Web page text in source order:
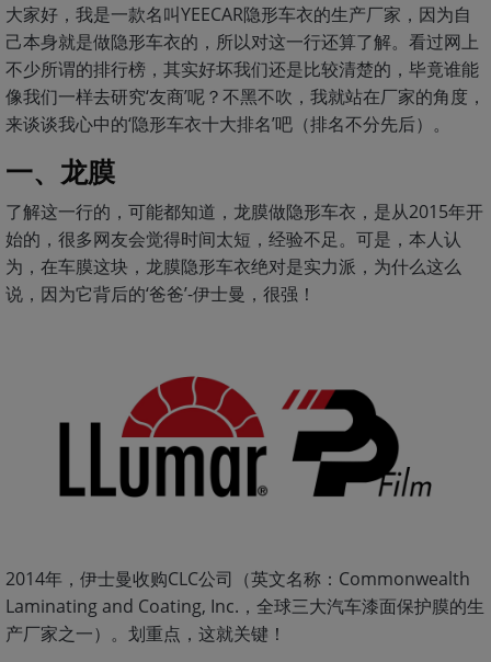
大家好，我是一款名叫YEECAR隐形车衣的生产厂家，因为自
己本身就是做隐形车衣的，所以对这一行还算了解。看过网上
不少所谓的排行榜，其实好坏我们还是比较清楚的，毕竟谁能
像我们一样去研究‘友商’呢？不黑不吹，我就站在厂家的角度，
来谈谈我心中的‘隐形车衣十大排名’吧（排名不分先后）。
一、龙膜
了解这一行的，可能都知道，龙膜做隐形车衣，是从2015年开
始的，很多网友会觉得时间太短，经验不足。可是，本人认
为，在车膜这块，龙膜隐形车衣绝对是实力派，为什么这么
说，因为它背后的‘爸爸’-伊士曼，很强！
2014年，伊士曼收购CLC公司（英文名称：Commonwealth
Laminating and Coating, Inc.，全球三大汽车漆面保护膜的生
产厂家之一）。划重点，这就关键！